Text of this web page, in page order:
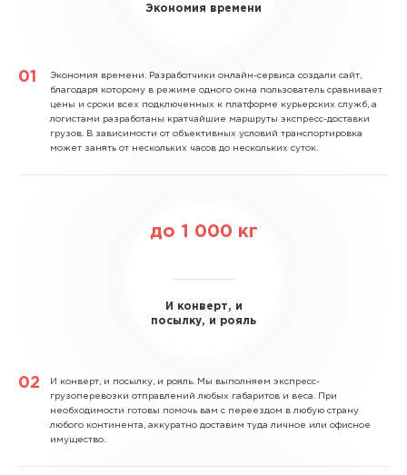
Экономия времени
Экономия времени. Разработчики онлайн-сервиса создали сайт,
благодаря которому в режиме одного окна пользователь сравнивает
цены и сроки всех подключенных к платформе курьерских служб, а
логистами разработаны кратчайшие маршруты экспресс-доставки
грузов. В зависимости от объективных условий транспортировка
может занять от нескольких часов до нескольких суток.
до 1 000 кг
И конверт, и
посылку, и рояль
И конверт, и посылку, и рояль. Мы выполняем экспресс-
грузоперевозки отправлений любых габаритов и веса. При
необходимости готовы помочь вам с переездом в любую страну
любого континента, аккуратно доставим туда личное или офисное
имущество.